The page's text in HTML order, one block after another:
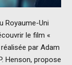
Royaume-Uni
le film «
par Adam
Henson, propose